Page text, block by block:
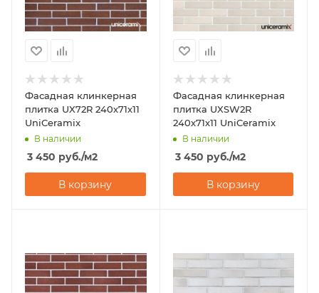
Фасадная клинкерная
плитка UX72R 240х71х11
UniCeramix
В наличии
3 450 руб./м2
В корзину
Фасадная клинкерная
плитка UXSW2R
240х71х11 UniCeramix
В наличии
3 450 руб./м2
В корзину